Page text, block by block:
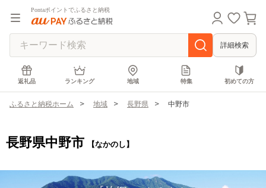
Pontaポイントでふるさと納税
詳細検索
返礼品 ランキング 地域 特集 初めての方
ふるさと納税ホーム 地域 長野県 中野市
長野県中野市 【なかのし】